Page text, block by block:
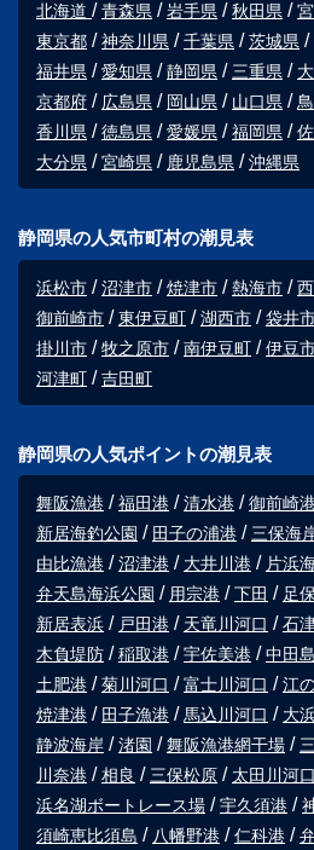
北海道 青森県 岩手県 秋田県
東京都
神奈川県 千葉県 茨城県
福井県
愛知県 静岡県 三重県
京都府
広島県 岡山県 山口県
香川県
徳島県 愛媛県 福岡県
大分県
宮崎県 鹿児島県 沖縄県
静岡県の人気市町村の潮見表
浜松市 沼津市 焼津市 熱海市
御前崎市
東伊豆町 湖西市 袋井
掛川市
牧之原市 南伊豆町 伊豆
河津町
吉田町
静岡県の人気ポイントの潮見表
舞阪漁港 福田港 清水港 御前崎
新居海釣公園
田子の浦港 三保海
由比漁港
沼津港 大井川港 片浜
弁天島海浜公園
用宗港 下田 足
新居表浜
戸田港 天竜川河口 石
木負堤防
稲取港 宇佐美港 中田
土肥港
菊川河口 富士川河口 江
焼津港
田子漁港 馬込川河口 大
静波海岸
渚園 舞阪漁港網干場
川奈港
相良 三保松原
太田川河口
浜名湖ボートレース場
宇久須港
須崎恵比須島
八幡野港 仁科港